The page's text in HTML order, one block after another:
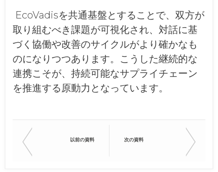
EcoVadisを共通基盤とすることで、双方が
取り組むべき課題が可視化され、対話に基
づく協働や改善のサイクルがより確かなも
のになりつつあります。こうした継続的な
連携こそが、持続可能なサプライチェーン
を推進する原動力となっています。
以前の資料 次の資料